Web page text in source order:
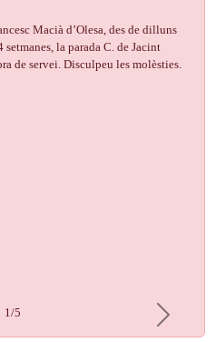
Macià d’Olesa, des de dilluns
la parada C. de Jacint
de servei. Disculpeu les molèsties.
1/5
Next